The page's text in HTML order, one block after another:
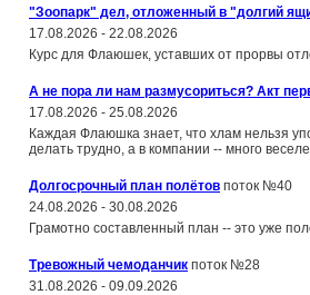
"Зоопарк" дел, отложенный в "долгий
17.08.2026 - 22.08.2026
Курс для Флаюшек, уставших от прорвы
А не пора ли нам размусориться? Акт
17.08.2026 - 25.08.2026
Каждая Флаюшка знает, что хлам нельзя
делать трудно, а в компании -- много
Долгосрочный план полётов поток №40
24.08.2026 - 30.08.2026
Грамотно составленный план -- это уже
Тревожный чемоданчик поток №28
31.08.2026 - 09.09.2026